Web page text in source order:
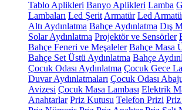
Tablo Aplikleri Banyo Aplikleri Lamba
Lambaları Led Şerit Armatür Led
Altı Aydınlatma Bahçe Aydınlatma Dış
Solar Aydınlatma Projektör ve Sensörler
Bahçe Feneri ve Meşaleler Bahçe Masa
Bahçe Set Üstü Aydınlatma Bahçe
Çocuk Odası Aydınlatma Çocuk Gece
Duvar Aydınlatmaları Çocuk Odası
Avizesi Çocuk Masa Lambası Elektrik
Anahtarlar Priz Kutusu Telefon Prizi